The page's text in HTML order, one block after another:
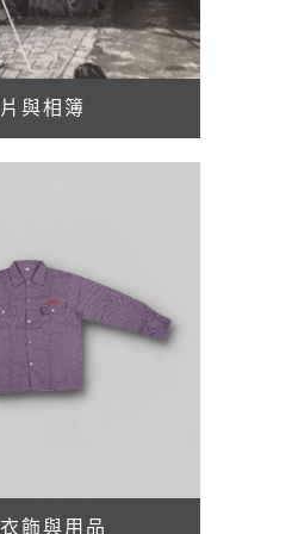
與相簿
飾與用品